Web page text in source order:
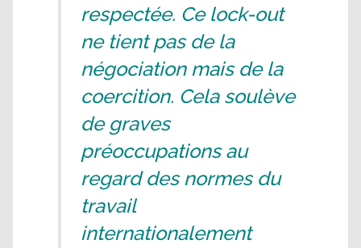
respectée. Ce lock-out
ne tient pas de la
négociation mais de la
coercition. Cela soulève
de graves
préoccupations au
regard des normes du
travail
internationalement